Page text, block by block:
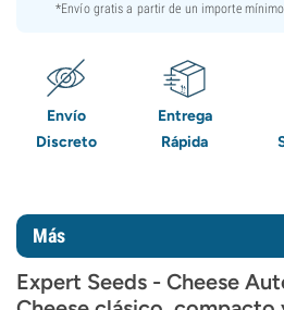
*Envío gratis a partir de un importe
Envío
Discreto
Entrega
Rápida
Más
Expert Seeds - Cheese